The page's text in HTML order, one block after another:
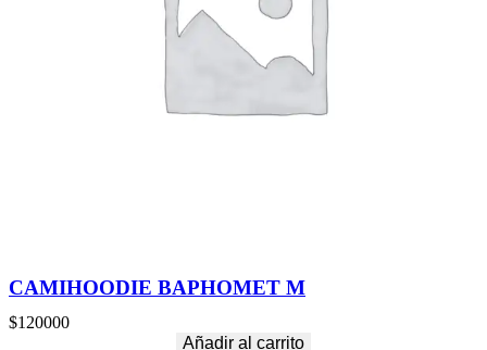
CAMIHOODIE BAPHOMET M
$120000
Añadir al carrito